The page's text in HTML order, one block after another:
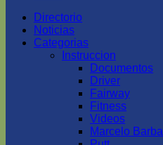
Directorio
Noticias
Categorias
Instruccion
Documentos
Driver
Fairway
Fitness
Videos
Marcelo Barba